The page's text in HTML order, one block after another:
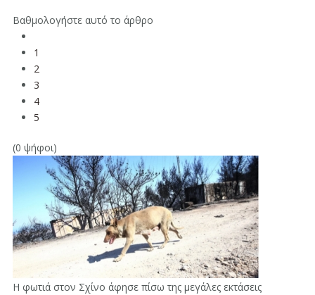
Βαθμολογήστε αυτό το άρθρο
1
2
3
4
5
(0 ψήφοι)
Η φωτιά στον Σχίνο άφησε πίσω της μεγάλες εκτάσεις